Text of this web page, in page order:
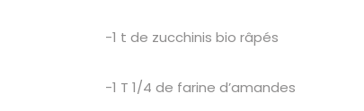
-1 t de zucchinis bio râpés
-1 T 1/4 de farine d’amandes